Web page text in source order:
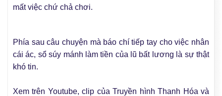
mất việc chứ chả chơi.
Phía sau câu chuyện mà báo chí tiếp tay cho việc nhân
cái ác, sổ súy mánh làm tiền của lũ bất lương là sự thật
khó tin.
Xem trên Youtube, clip của Truyền hình Thanh Hóa và